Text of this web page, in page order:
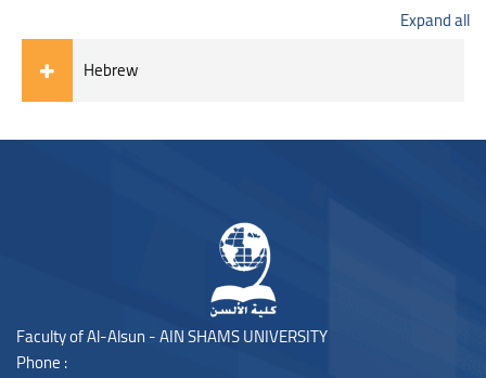
Expand all
Hebrew
Blocks
Faculty of Al-Alsun - AIN SHAMS UNIVERSITY
Phone :